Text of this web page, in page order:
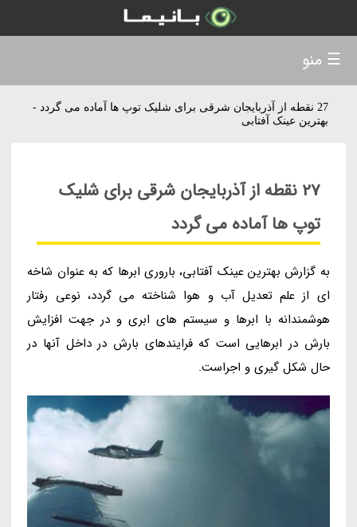
27 نقطه از آذربایجان شرقی برای شلیک توپ ها آماده می گردد -
بهترین عینک آفتابی
27 نقطه از آذربایجان شرقی برای شلیک
توپ ها آماده می گردد
به گزارش بهترین عینک آفتابی، باروری ابرها که به عنوان شاخه
ای از علم تعدیل آب و هوا شناخته می گردد، نوعی رفتار
هوشمندانه با ابرها و سیستم های ابری و در جهت افزایش
بارش در ابرهایی است که فرایندهای بارش در داخل آنها در
حال شکل گیری و اجراست.
☰ منو